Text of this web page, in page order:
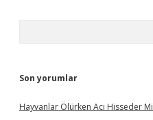
Son yorumlar
Hayvanlar Ölürken Acı Hisseder Mi